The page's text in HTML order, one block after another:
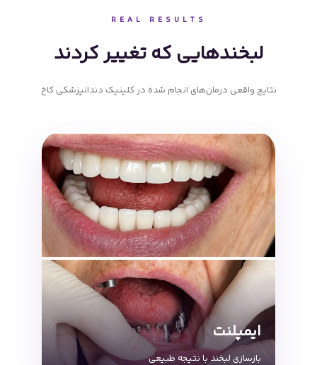
REAL RESULTS
لبخندهایی که تغییر کردند
نتایج واقعی درمان‌های انجام شده در کلینیک دندانپزشکی کاخ
ایمپلنت
بازسازی لبخند با نتیجه طبیعی